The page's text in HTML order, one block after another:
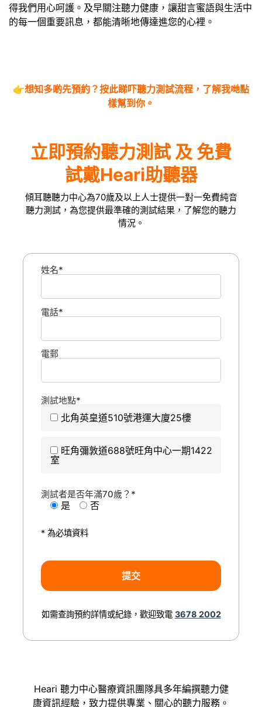
得我們用心呵護。及早關注聽力健康，讓甜言蜜語與生活中
的每一個重要訊息，都能清晰地傳達進您的心裡。
👉想知多啲先預約？按此睇吓聽力測試流程 ，了解我哋點
樣幫到你。
立即預約聽力測試 及 免費
試戴Heari助聽器
傾耳聽聽力中心為70歲及以上人士提供一對一免費純音
聽力測試，為您提供最準確的測試結果，了解您的聽力
情況。
姓名*
電話*
電郵
測試地點*
北角英皇道510號港運大廈25樓
旺角彌敦道688號旺角中心一期1422
室
測試者是否年滿70歲？*
是 否
* 為必填資料
如需查詢預約詳情或紀錄，歡迎致電 3678 2002
Heari 聽力中心醫療資訊團隊具多年編撰聽力健
康資訊經驗，致力提供專業、關心的聽力服務。